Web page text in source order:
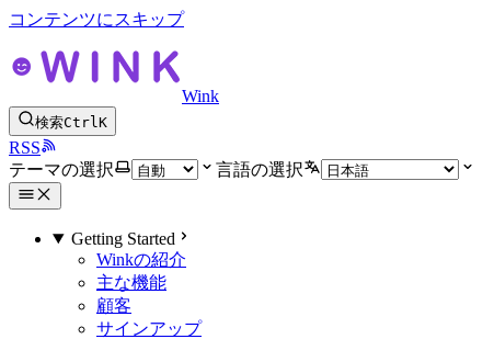
コンテンツにスキップ
Wink
検索CtrlK
RSS
テーマの選択
言語の選択
Getting Started
Winkの紹介
主な機能
顧客
サインアップ